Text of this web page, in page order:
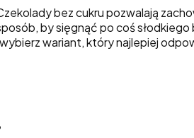
bez cukru pozwalają
by sięgnąć po coś słodkiego
wariant, który najlepiej